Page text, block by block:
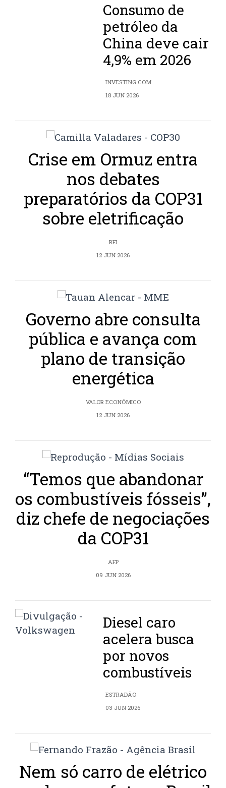
Consumo de
petróleo da
China deve cair
4,9% em 2026
INVESTING.COM
18 JUN 2026
Crise em Ormuz entra
nos debates
preparatórios da COP31
sobre eletrificação
RFI
12 JUN 2026
Governo abre consulta
pública e avança com
plano de transição
energética
VALOR ECONÔMICO
12 JUN 2026
“Temos que abandonar
os combustíveis fósseis”,
diz chefe de negociações
da COP31
AFP
09 JUN 2026
Diesel caro
acelera busca
por novos
combustíveis
ESTRADÃO
03 JUN 2026
Nem só carro de elétrico